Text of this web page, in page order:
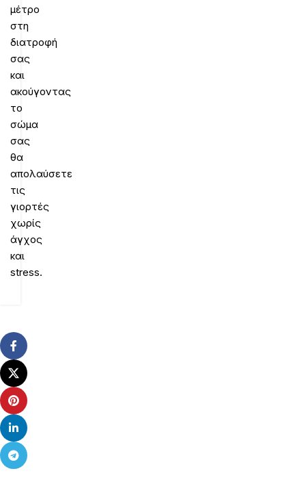
μέτρο
στη
διατροφή
σας
και
ακούγοντας
το
σώμα
σας
θα
απολαύσετε
τις
γιορτές
χωρίς
άγχος
και
stress.